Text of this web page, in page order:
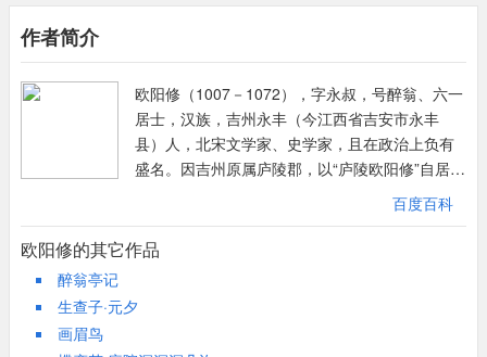
景。“月与灯依旧”，虽然只举月与灯，实际应包括二三句的花和
柳，是说闹市佳节良宵与去年一样，景物依旧。下一句“不见去年
人”“泪湿春衫袖”，表情极明显，一个“湿”字，将物是人非，旧情难
续的感伤表现得淋漓尽致。
这首词与唐人崔护的名作《题都城南庄》（“去年今日此门中，人
面桃花相映红。人面只今何处去？桃花依旧笑春风”）有异曲同工
之妙。词中描写了作者昔日一段缠绵悱恻、难以忘怀的爱情，抒发
上片追忆去年元夜欢会的往事。“花市灯如昼”极写元宵之夜的灯火
辉煌，那次约会，两情相悦。周围的环境,花市，彩灯，明丽如同白
天；明月，柳梢，都是相爱的见证。后两句情景交融，写出了恋人
月光柳影下两情依依、情话绵绵的景象，制造出朦胧清幽、婉约柔
美的意境。
作者简介
欧阳修（1007－1072），字永叔，号醉翁、六一
居士，汉族，吉州永丰（今江西省吉安市永丰
县）人，北宋文学家、史学家，且在政治上负有
盛名。因吉州原属庐陵郡，以“庐陵欧阳修”自居。
谥号文忠，世称欧阳文忠公。后人又将其与韩
愈、柳宗元和苏轼合称“千古文章四大家”。与韩
愈、柳宗元、苏轼、苏洵、苏辙（三苏）王安
百度百科
欧阳修的其它作品
醉翁亭记
生查子·元夕
画眉鸟